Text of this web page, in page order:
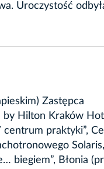
Uroczystość
Zastępca
by Hilton Kraków
centrum praktyki”,
biegiem”, Błonia